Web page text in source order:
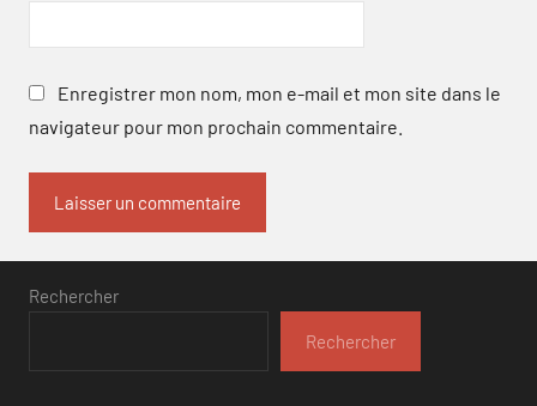
Enregistrer mon nom, mon e-mail et mon site dans le
navigateur pour mon prochain commentaire.
Rechercher
Rechercher